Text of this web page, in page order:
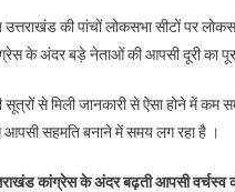
की पांचों लोकसभा सीटों पर
के अंदर बड़े नेताओं की आपसी दूरी का पूरा
सूत्रों से मिली जानकारी से ऐसा होने में
सहमति बनाने में समय लग रहा है ।
कांग्रेस के अंदर बढ़ती आपसी वर्चस्व